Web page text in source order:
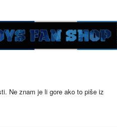
Ne znam je li gore ako to piše iz